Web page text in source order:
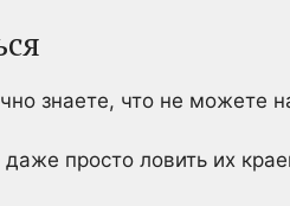
знаете, что не можете
просто ловить их